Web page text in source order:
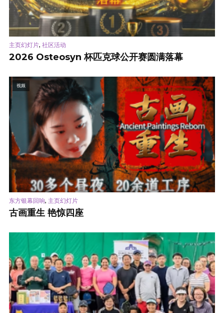
主页幻灯片, 社区活动
2026 Osteosyn 杯匹克球公开赛圆满落幕
视频
东方银幕回响, 主页幻灯片
古画重生 艳惊四座